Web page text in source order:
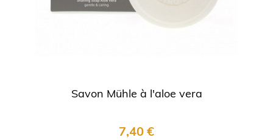
Savon Mühle à l'aloe vera
7,40 €